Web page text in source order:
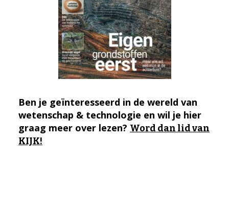
Ben je geïnteresseerd in de wereld van
wetenschap & technologie en wil je hier
graag meer over lezen? Word dan lid van
KIJK!